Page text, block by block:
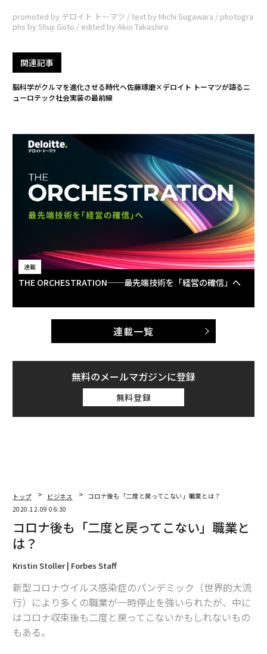
promoted by デロイト トーマツ / text by Michi Sugawara / photogra
phs by Shuji Goto / edited by Akio Takashiro
関連記事
脳科学がクルマを進化させる時代へ――佐藤琢磨×デロイト トーマツが語るニ
ューロテック社会実装の最前線
連載
THE ORCHESTRATION──最先端技術を「経営の確信」へ
連載一覧
無料のメールマガジンに登録
無料登録
トップ ビジネス
コロナ後も「二度と戻ってこない」職業とは？
2020.12.09 06:30
コロナ後も「二度と戻ってこない」職業と
は？
Kristin Stoller | Forbes Staff
新型コロナウイルス感染症のパンデミック（世界的大流
行）により多くの職業が一時停止を強いられたが、中に
はコロナ収束後も二度と戻ってこないかもしれないもの
もある。